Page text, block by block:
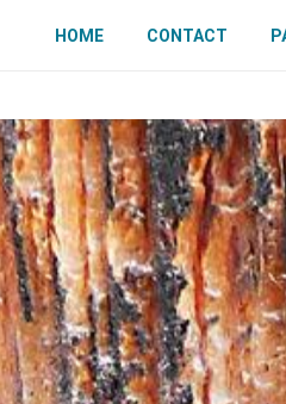
HOME CONTACT